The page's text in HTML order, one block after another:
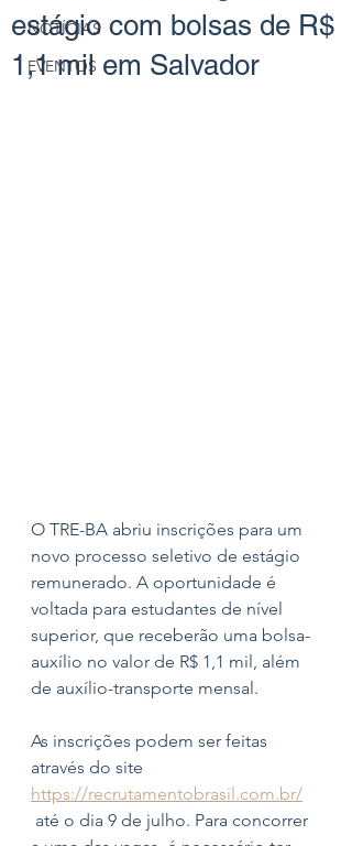
NOTÍCIAS
EVENTOS
estágio com bolsas de R$
1,1 mil em Salvador
O TRE-BA abriu inscrições para um
novo processo seletivo de estágio
remunerado. A oportunidade é
voltada para estudantes de nível
superior, que receberão uma bolsa-
auxílio no valor de R$ 1,1 mil, além
de auxílio-transporte mensal.
As inscrições podem ser feitas
através do site
https://recrutamentobrasil.com.br/